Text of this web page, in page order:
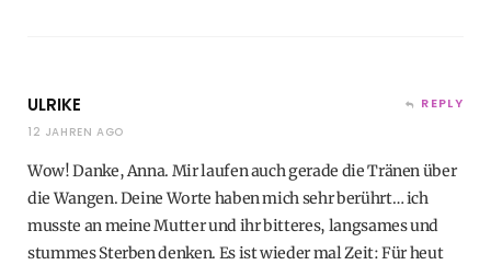
ULRIKE
12 JAHREN AGO
REPLY
Wow! Danke, Anna. Mir laufen auch gerade die Tränen über
die Wangen. Deine Worte haben mich sehr berührt… ich
musste an meine Mutter und ihr bitteres, langsames und
stummes Sterben denken. Es ist wieder mal Zeit: Für heut